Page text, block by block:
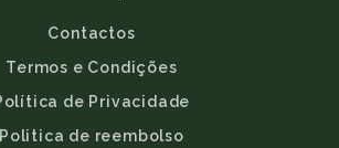
Contactos
Termos e Condições
de Privacidade
Politica de reembolso